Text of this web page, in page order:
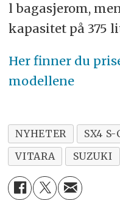
l bagasjerom,
kapasitet på 375
Her finner du
modellene
NYHETER SX4 S-
VITARA
SUZUKI